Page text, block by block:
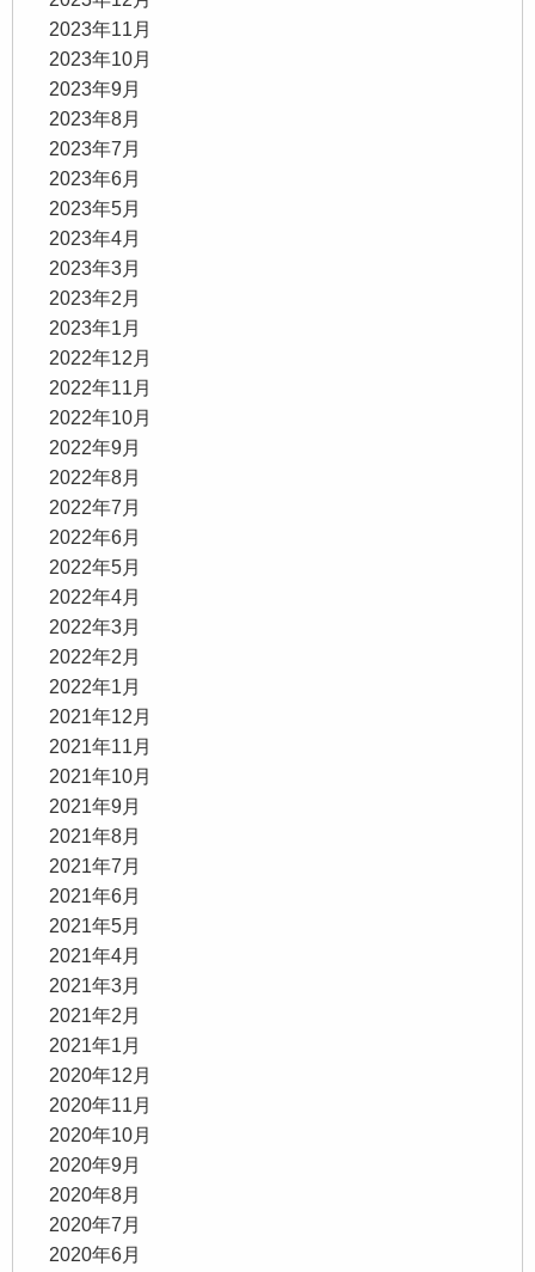
2023年11月
2023年10月
2023年9月
2023年8月
2023年7月
2023年6月
2023年5月
2023年4月
2023年3月
2023年2月
2023年1月
2022年12月
2022年11月
2022年10月
2022年9月
2022年8月
2022年7月
2022年6月
2022年5月
2022年4月
2022年3月
2022年2月
2022年1月
2021年12月
2021年11月
2021年10月
2021年9月
2021年8月
2021年7月
2021年6月
2021年5月
2021年4月
2021年3月
2021年2月
2021年1月
2020年12月
2020年11月
2020年10月
2020年9月
2020年8月
2020年7月
2020年6月